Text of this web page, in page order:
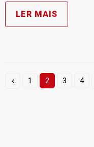
LER MAIS
1 2 3 4